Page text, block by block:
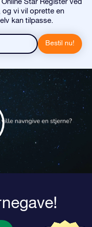
vi vil oprette en
kan tilpasse.
Bestil nu!